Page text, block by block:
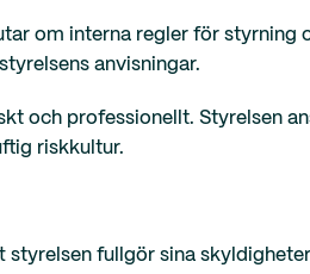
om interna regler för styrning
anvisningar.
och professionellt. Styrelsen
riskkultur.
fullgör sina